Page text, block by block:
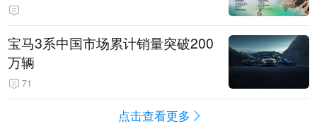
宝马3系中国市场累计销量突破200
万辆
71
点击查看更多